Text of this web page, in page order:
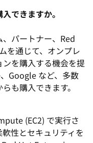
できますか。
パートナー、Red
を通じて、オンプレ
を購入する機会を提
Google など、多数
も購入できます。
(EC2) で実行さ
性とセキュリティを